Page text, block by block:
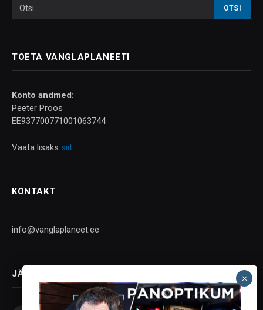
TOETA VANGLAPLANEETI
Konto andmed:
Peeter Proos
EE937700771001063744
Vaata lisaks siit
KONTAKT
info@vanglaplaneet.ee
JÄLGI SOTSIAALMEEDIAS